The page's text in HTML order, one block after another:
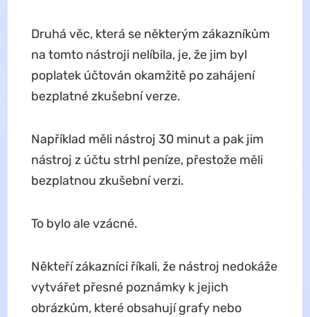
Druhá věc, která se některým zákazníkům
na tomto nástroji nelíbila, je, že jim byl
poplatek účtován okamžitě po zahájení
bezplatné zkušební verze.
Například měli nástroj 30 minut a pak jim
nástroj z účtu strhl peníze, přestože měli
bezplatnou zkušební verzi.
To bylo ale vzácné.
Někteří zákazníci říkali, že nástroj nedokáže
vytvářet přesné poznámky k jejich
obrázkům, které obsahují grafy nebo